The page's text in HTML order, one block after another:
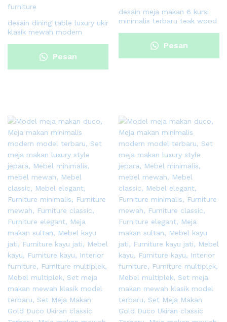
desain dining table luxury ukir
klasik mewah modern
Pesan
desain meja makan 6 kursi
minimalis terbaru teak wood
Pesan